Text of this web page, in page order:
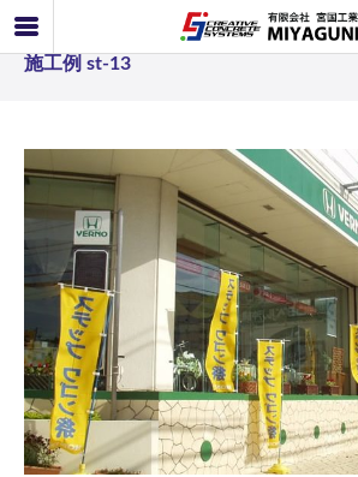
ステンシルコンクリート事例 ステン
施工例 st-13